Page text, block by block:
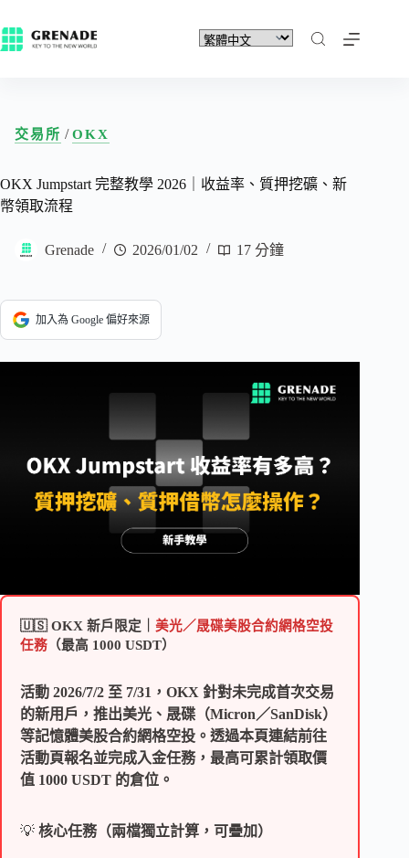
交易所 /OKX
OKX Jumpstart 完整教學 2026｜收益率、質押挖礦、新
幣領取流程
Grenade 2026/01/02 17 分鐘
加入為 Google 偏好來源
🇺🇸 OKX 新戶限定｜ 美光／晟碟美股合約網格空投
任務 （最高 1000 USDT）
活動 2026/7/2 至 7/31，OKX 針對未完成首次交易
的新用戶，推出美光、晟碟（Micron／SanDisk）
等記憶體美股合約網格空投。透過本頁連結前往
活動頁報名並完成入金任務，最高可累計領取價
值 1000 USDT 的倉位。
💡 核心任務（兩檔獨立計算，可疊加）